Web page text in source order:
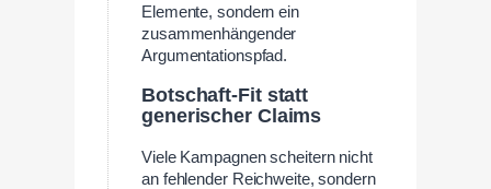
Elemente, sondern ein
zusammenhängender
Argumentationspfad.
Botschaft-Fit statt
generischer Claims
Viele Kampagnen scheitern nicht
an fehlender Reichweite, sondern